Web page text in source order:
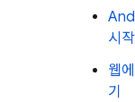
시
웹
기